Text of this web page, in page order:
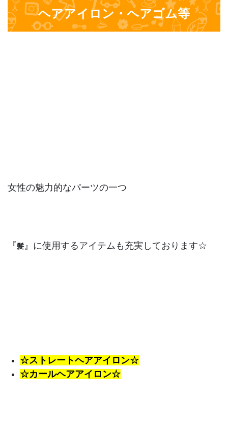
ヘアアイロン・ヘアゴム等
女性の魅力的なパーツの一つ
『髪 』に使用するアイテムも充実しております☆
☆ストレートヘアアイロン☆
☆カールヘアアイロン☆